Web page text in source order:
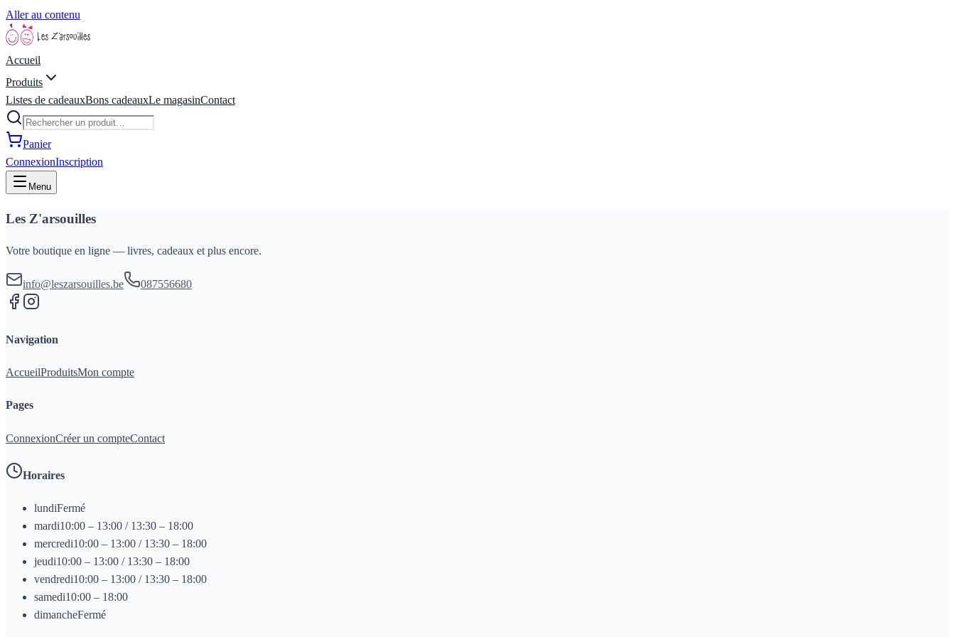
Aller au contenu
Accueil
Produits
Listes de cadeauxBons cadeauxLe magasinContact
Panier
ConnexionInscription
Menu
Les Z'arsouilles
Votre boutique en ligne — livres, cadeaux et plus encore.
info@leszarsouilles.be 087556680
Navigation
AccueilProduitsMon compte
Pages
ConnexionCréer un compteContact
Horaires
lundiFermé
mardi10:00 – 13:00 / 13:30 – 18:00
mercredi10:00 – 13:00 / 13:30 – 18:00
jeudi10:00 – 13:00 / 13:30 – 18:00
vendredi10:00 – 13:00 / 13:30 – 18:00
samedi10:00 – 18:00
dimancheFermé